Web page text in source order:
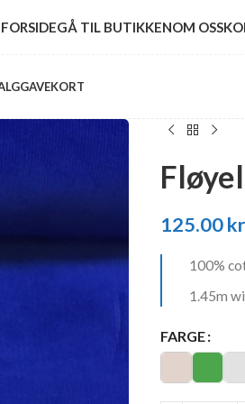
FORSIDEGÅ TIL BUTIKKENOM OSS
GAVEKORT
125.00kr
100%
1.45m
FARGE